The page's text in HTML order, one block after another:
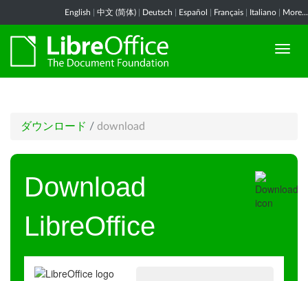
English 中文 (简体) Deutsch Español Français Italiano More...
ダウンロード / download
Download
LibreOffice